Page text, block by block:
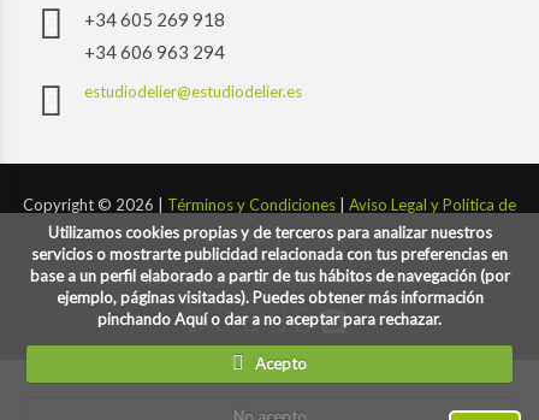
Utilizamos cookies propias y de terceros para analizar nuestros
servicios o mostrarte publicidad relacionada con tus preferencias en
base a un perfil elaborado a partir de tus hábitos de navegación (por
ejemplo, páginas visitadas). Puedes obtener más información
pinchando Aquí o dar a no aceptar para rechazar.
Acepto
+34 605 269 918
+34 606 963 294
estudiodelier@estudiodelier.es
Copyright © 2026 | Términos y Condiciones
Aviso Legal y Política de
Privacidad y Cookies
Desarrollado por:codigoconsentido.com